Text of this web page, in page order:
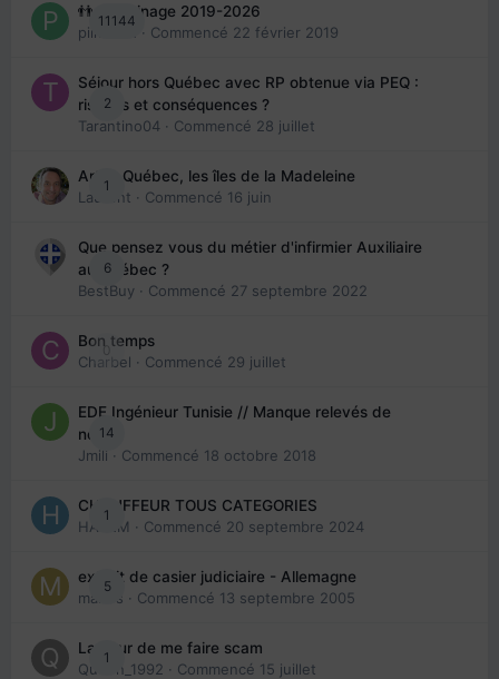
11144
👬 Parrainage 2019-2026
piinoush
· Commencé 22 février 2019
2
Séjour hors Québec avec RP obtenue via PEQ :
risques et conséquences ?
Tarantino04 · Commencé 28 juillet
1
Arte : Québec, les îles de la Madeleine
Laurent · Commencé 16 juin
6
Que pensez vous du métier d'infirmier Auxiliaire
au Québec ?
BestBuy · Commencé 27 septembre 2022
0
Bon temps
Charbel · Commencé 29 juillet
14
EDE Ingénieur Tunisie // Manque relevés de
note
Jmili · Commencé 18 octobre 2018
1
CHAUFFEUR TOUS CATEGORIES
HAZEM · Commencé 20 septembre 2024
5
extrait de casier judiciaire - Allemagne
maries · Commencé 13 septembre 2005
1
La peur de me faire scam
Queen_1992 · Commencé 15 juillet